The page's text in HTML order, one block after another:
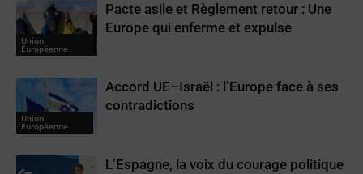
Union
Européenne
Pacte asile et Règlement retour : Une
Europe qui enferme et expulse
Union
Européenne
Accord UE–Israël : l’Europe face à ses
contradictions
L’Espagne, la voix du courage politique